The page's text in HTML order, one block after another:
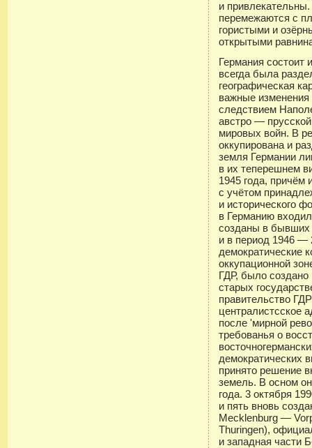
и
перемежаются с
гористыми и
открытыми
Германия состоит
всегда была
географическая
важные
следствием
австро —
мировых войн. В
оккупирована и
земля Германии
в их теперешнем
1945 года, причём
с учётом
и исторического
в Германию
созданы в бывших
и в период 1946 —
демократические
оккупационной
ГДР, было создано
старых
правительство
централистсское
после 'мирной
требованья о
демократических
принято решение
земель. В осном
года. 3 октября
и пять вновь
Mecklenburg —
Thuringen),
и западная части